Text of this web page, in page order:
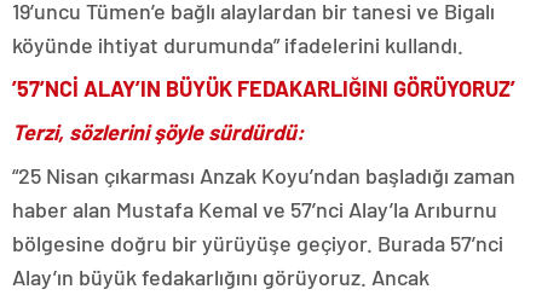
19’uncu Tümen’e bağlı alaylardan bir tanesi ve Bigalı
köyünde ihtiyat durumunda” ifadelerini kullandı.
’57’NCİ ALAY’IN BÜYÜK FEDAKARLIĞINI GÖRÜYORUZ’
Terzi, sözlerini şöyle sürdürdü:
“25 Nisan çıkarması Anzak Koyu’ndan başladığı zaman
haber alan Mustafa Kemal ve 57’nci Alay’la Arıburnu
bölgesine doğru bir yürüyüşe geçiyor. Burada 57’nci
Alay’ın büyük fedakarlığını görüyoruz. Ancak